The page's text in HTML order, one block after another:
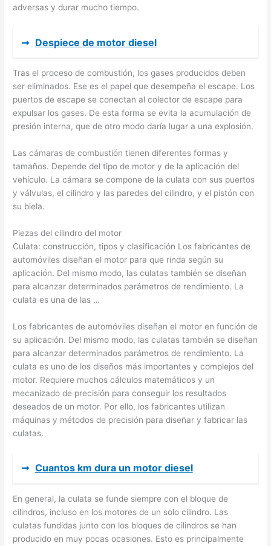
adversas y durar mucho tiempo.
➞ Despiece de motor diesel
Tras el proceso de combustión, los gases producidos deben
ser eliminados. Ese es el papel que desempeña el escape. Los
puertos de escape se conectan al colector de escape para
expulsar los gases. De esta forma se evita la acumulación de
presión interna, que de otro modo daría lugar a una explosión.
Las cámaras de combustión tienen diferentes formas y
tamaños. Depende del tipo de motor y de la aplicación del
vehículo. La cámara se compone de la culata con sus puertos
y válvulas, el cilindro y las paredes del cilindro, y el pistón con
su biela.
Piezas del cilindro del motor
Culata: construcción, tipos y clasificación Los fabricantes de
automóviles diseñan el motor para que rinda según su
aplicación. Del mismo modo, las culatas también se diseñan
para alcanzar determinados parámetros de rendimiento. La
culata es una de las …
Los fabricantes de automóviles diseñan el motor en función de
su aplicación. Del mismo modo, las culatas también se diseñan
para alcanzar determinados parámetros de rendimiento. La
culata es uno de los diseños más importantes y complejos del
motor. Requiere muchos cálculos matemáticos y un
mecanizado de precisión para conseguir los resultados
deseados de un motor. Por ello, los fabricantes utilizan
máquinas y métodos de precisión para diseñar y fabricar las
culatas.
➞ Cuantos km dura un motor diesel
En general, la culata se funde siempre con el bloque de
cilindros, incluso en los motores de un solo cilindro. Las
culatas fundidas junto con los bloques de cilindros se han
producido en muy pocas ocasiones. Esto es principalmente